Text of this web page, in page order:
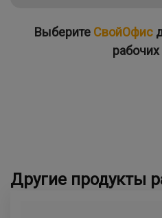
Выберите СвойОфис
Другие продукты